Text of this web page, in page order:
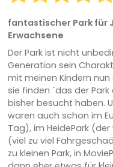
fantastischer Park für
Erwachsene
Der Park ist nicht
Generation sein
mit meinen Kindern
sie finden ´das der
bisher besucht haben.
waren auch schon im
Tag), im HeidePark
(viel zu viel
zu kleinen Park, in